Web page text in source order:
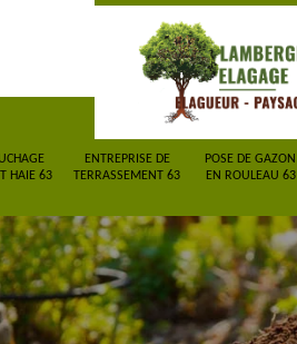
HAIE 63
ENTREPRISE DE
TERRASSEMENT 63
POSE DE GAZON
EN ROULEAU 63